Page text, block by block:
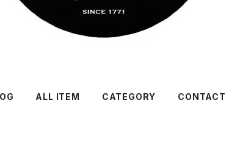
ALL ITEM CATEGORY CONTACT